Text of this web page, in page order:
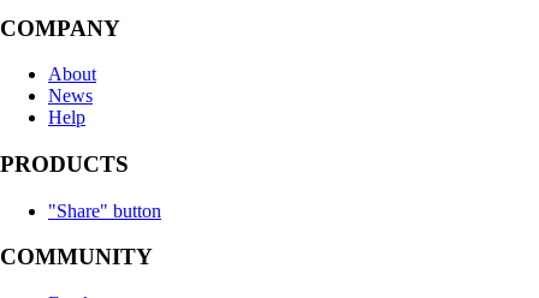
COMPANY
About
News
Help
PRODUCTS
"Share" button
COMMUNITY